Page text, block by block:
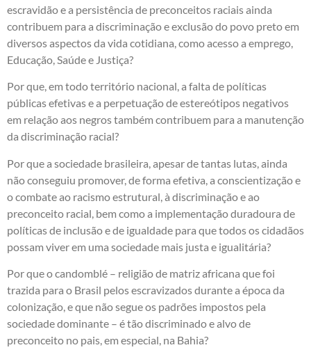
escravidão e a persistência de preconceitos raciais ainda
contribuem para a discriminação e exclusão do povo preto em
diversos aspectos da vida cotidiana, como acesso a emprego,
Educação, Saúde e Justiça?
Por que, em todo território nacional, a falta de políticas
públicas efetivas e a perpetuação de estereótipos negativos
em relação aos negros também contribuem para a manutenção
da discriminação racial?
Por que a sociedade brasileira, apesar de tantas lutas, ainda
não conseguiu promover, de forma efetiva, a conscientização e
o combate ao racismo estrutural, à discriminação e ao
preconceito racial, bem como a implementação duradoura de
políticas de inclusão e de igualdade para que todos os cidadãos
possam viver em uma sociedade mais justa e igualitária?
Por que o candomblé – religião de matriz africana que foi
trazida para o Brasil pelos escravizados durante a época da
colonização, e que não segue os padrões impostos pela
sociedade dominante – é tão discriminado e alvo de
preconceito no pais, em especial, na Bahia?